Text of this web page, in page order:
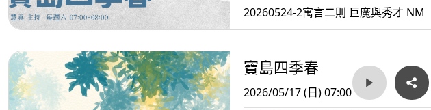
20260524-2寓言二則 巨魔與秀才 NM
寶島四季春
2026/05/17 (日) 07:00